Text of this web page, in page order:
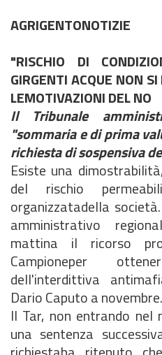
AGRIGENTONOTIZIE
"RISCHIO DI
GIRGENTI ACQUE NON
LEMOTIVAZIONI DEL NO
Il Tribunale
"sommaria e di prima
richiesta di sospensiva
Esiste una
del rischio
organizzatadella
amministrativo
mattina il ricorso
Campioneper
dell'interdittiva
Dario Caputo a novembre.
Il Tar, non entrando nel
una sentenza